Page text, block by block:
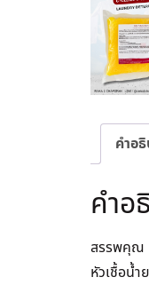
คำอ
คำอ
สรรพคุณ
หัวเชื้อน้